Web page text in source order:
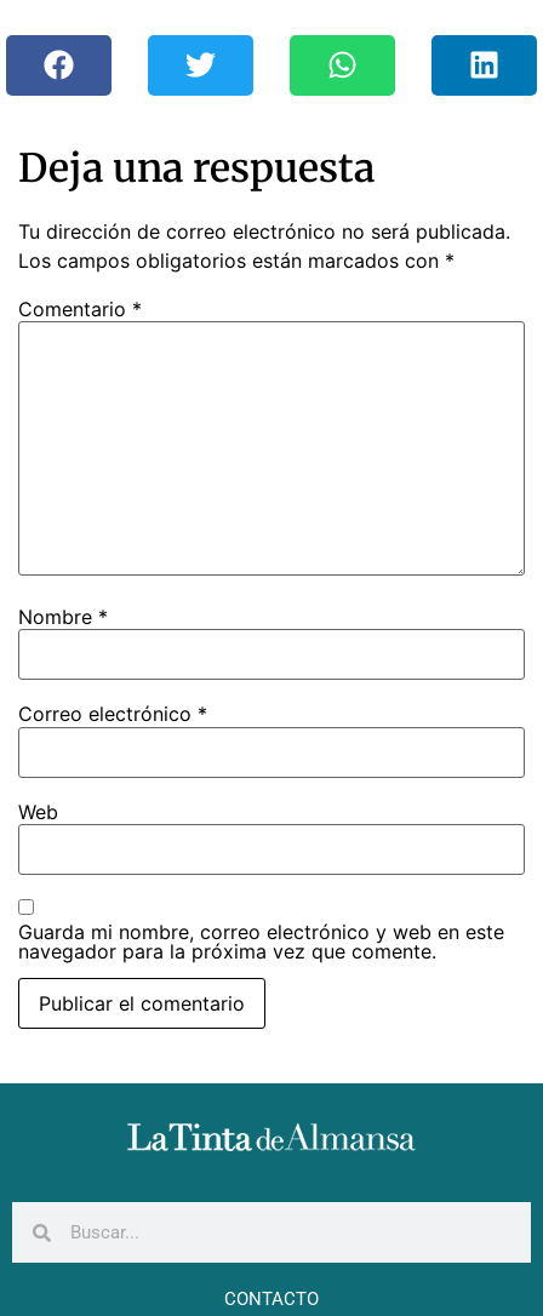
Deja una respuesta
Tu dirección de correo electrónico no será publicada.
Los campos obligatorios están marcados con *
Comentario *
Nombre *
Correo electrónico *
Web
Guarda mi nombre, correo electrónico y web en este
navegador para la próxima vez que comente.
CONTACTO